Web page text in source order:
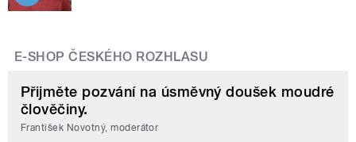
E-SHOP ČESKÉHO ROZHLASU
Přijměte pozvání na úsměvný doušek moudré
člověčiny.
František Novotný, moderátor